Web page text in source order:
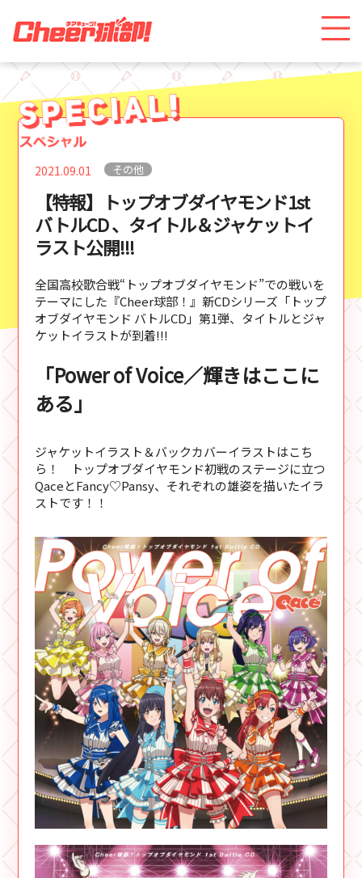
2021.09.01 その他
【特報】トップオブダイヤモンド1st
バトルCD 、タイトル＆ジャケットイ
ラスト公開!!!
全国高校歌合戦“トップオブダイヤモンド”での戦いを
テーマにした『Cheer球部！』新CDシリーズ「トップ
オブダイヤモンド バトルCD」第1弾、タイトルとジャ
ケットイラストが到着!!!
「Power of Voice／輝きはここに
ある」
ジャケットイラスト＆バックカバーイラストはこち
ら！ トップオブダイヤモンド初戦のステージに立つ
QaceとFancy♡Pansy、それぞれの雄姿を描いたイラ
ストです！！